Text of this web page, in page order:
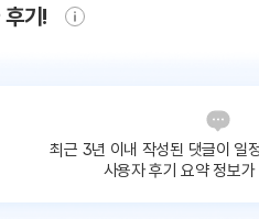
기!
최근 3년 이내 작성된 댓글이 일
사용자 후기 요약 정보